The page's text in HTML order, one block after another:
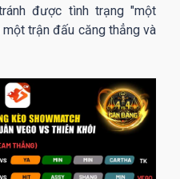
được tình trạng "một
trận đấu căng thẳng và